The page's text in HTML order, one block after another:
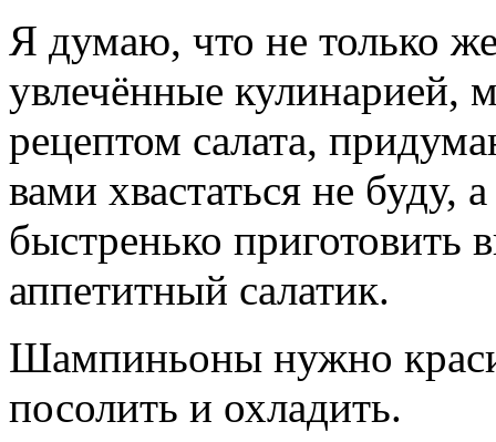
Я думаю, что не только
увлечённые кулинарией,
рецептом салата,
вами хвастаться не буду,
быстренько приготовить
аппетитный салатик.
Шампиньоны нужно
посолить и охладить.